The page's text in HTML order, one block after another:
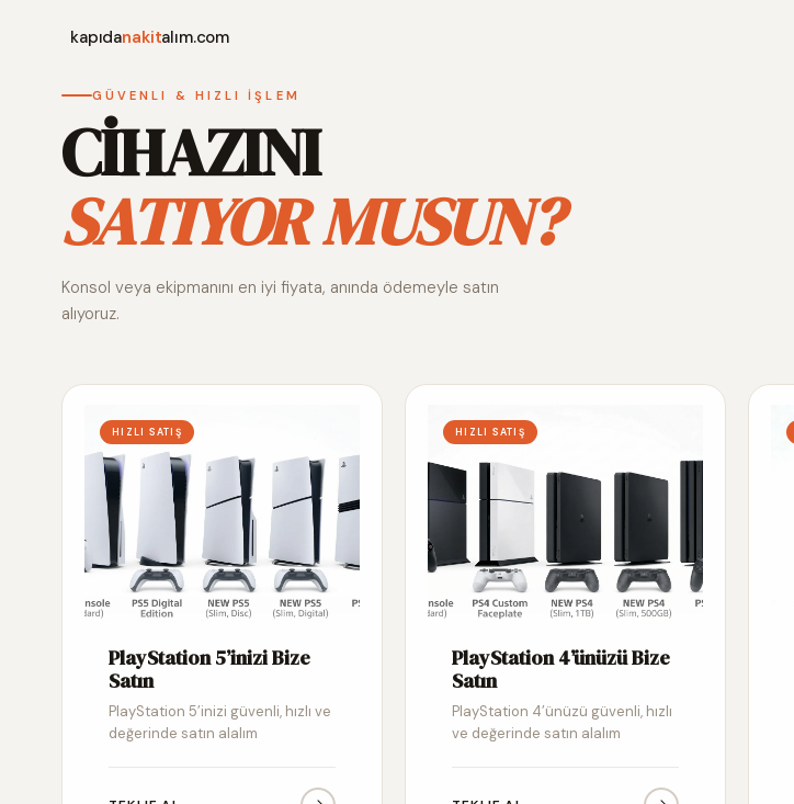
kapıdanakitalım.com
GÜVENLI & HIZLI İŞLEM
CİHAZINI
SATIYOR MUSUN?
Konsol veya ekipmanını en iyi fiyata, anında ödemeyle satın
alıyoruz.
HIZLI SATIŞ
PlayStation 5’inizi Bize
Satın
PlayStation 5’inizi güvenli, hızlı ve
değerinde satın alalım
HIZLI SATIŞ
PlayStation 4’ünüzü Bize
Satın
PlayStation 4’ünüzü güvenli, hızlı
ve değerinde satın alalım